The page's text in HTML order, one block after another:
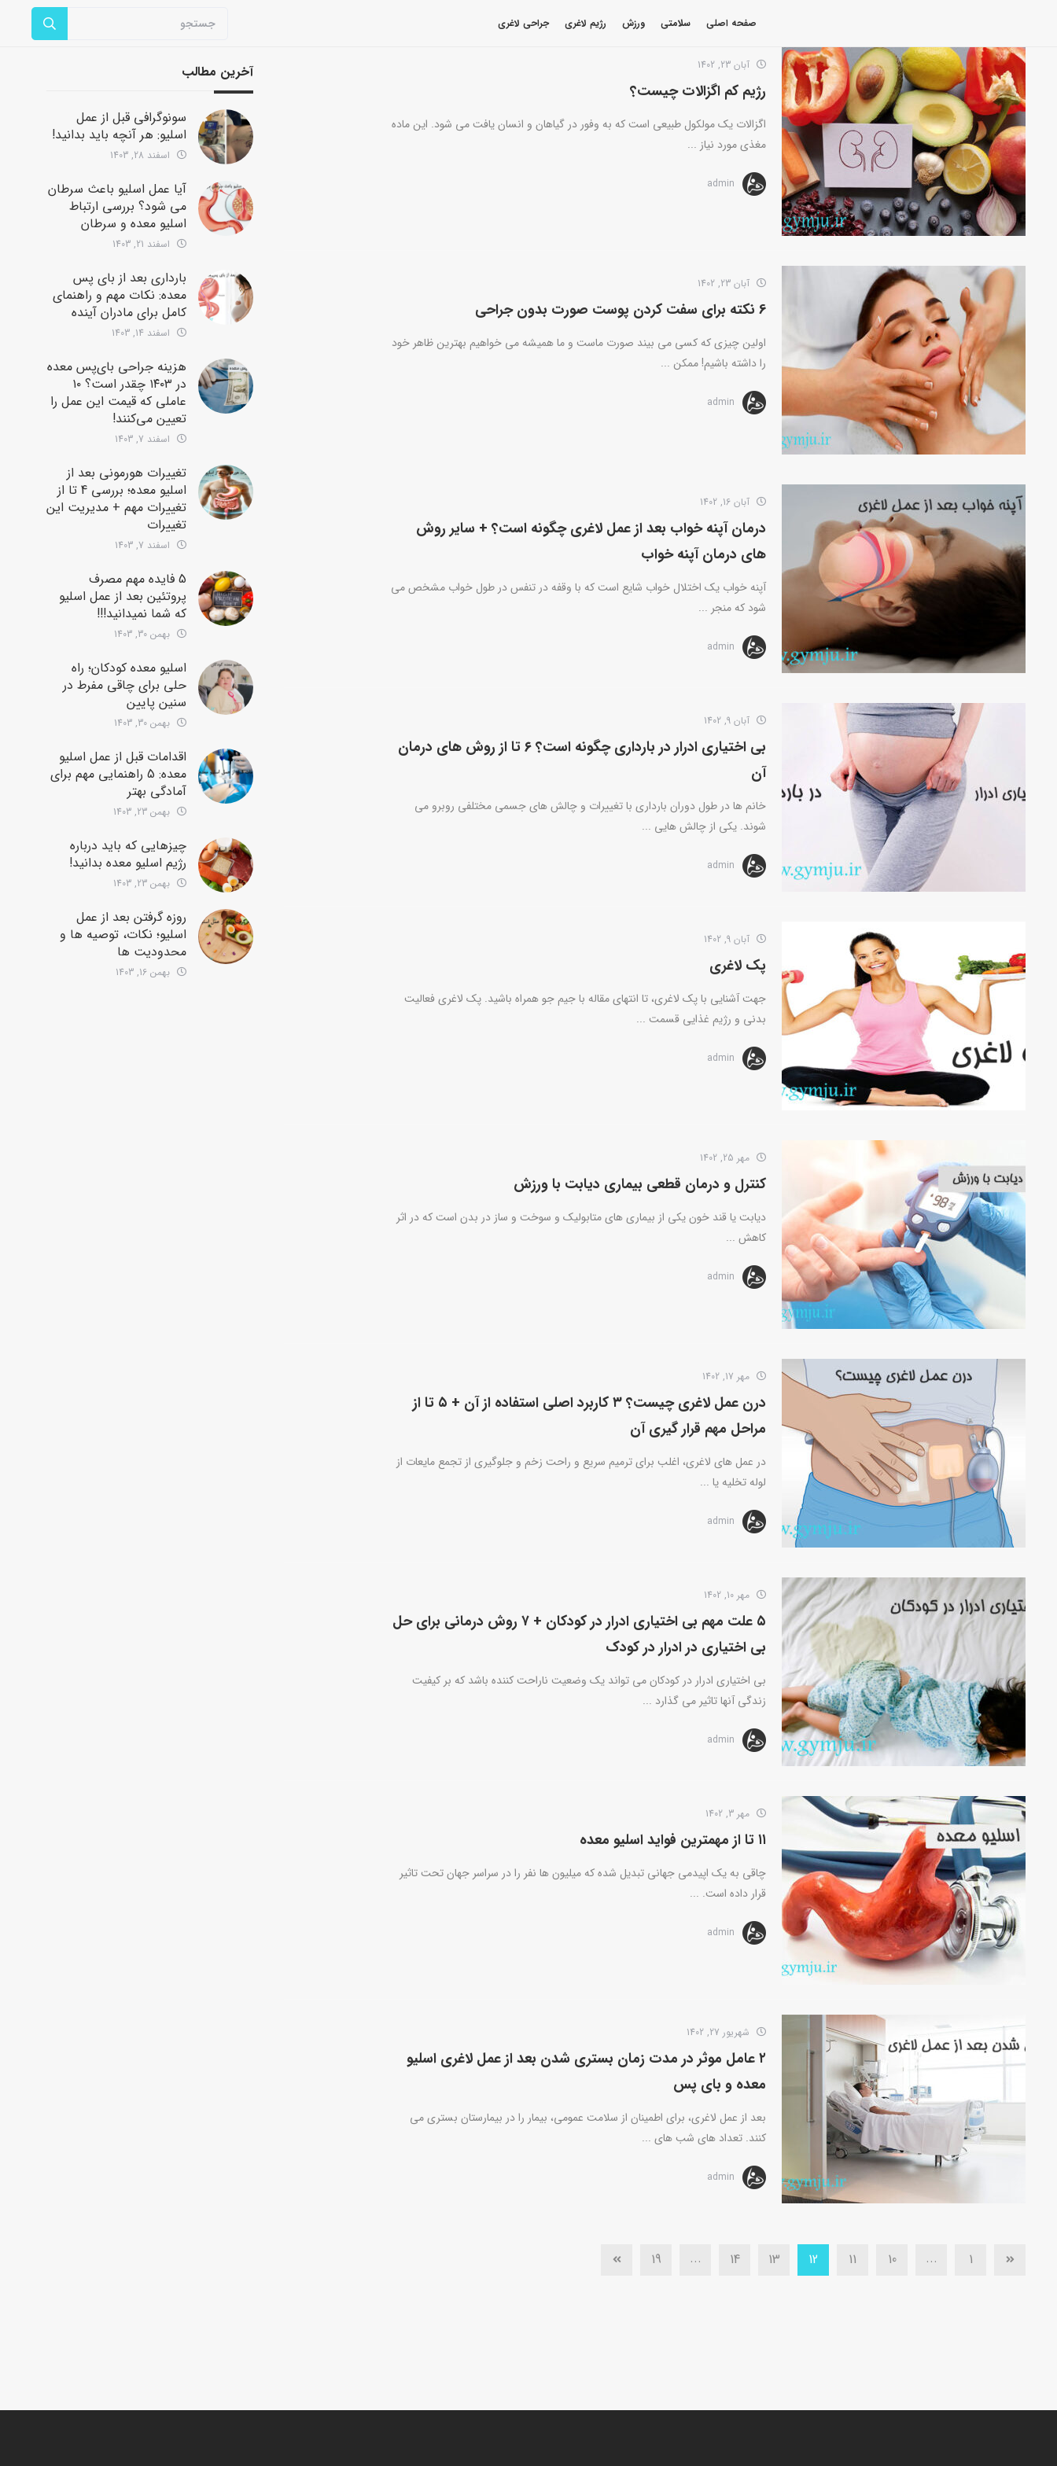
صفحه اصلی سلامتی ورزش رژیم لاغری جراحی لاغری
آبان 23, 1402
رژیم کم اگزالات چیست؟
اگزالات یک مولکول طبیعی است که به وفور در گیاهان و انسان یافت می شود. این ماده
مغذی مورد نیاز ...
admin
آبان 23, 1402
6 نکته برای سفت کردن پوست صورت بدون جراحی
اولین چیزی که کسی می بیند صورت ماست و ما همیشه می خواهیم بهترین ظاهر خود
را داشته باشیم! ممکن ...
admin
آبان 16, 1402
درمان آپنه خواب بعد از عمل لاغری چگونه است؟ + سایر روش
های درمان آپنه خواب
آپنه خواب یک اختلال خواب شایع است که با وقفه در تنفس در طول خواب مشخص می
شود که منجر ...
admin
آبان 9, 1402
بی اختیاری ادرار در بارداری چگونه است؟ ۶ تا از روش های درمان
آن
خانم ها در طول دوران بارداری با تغییرات و چالش های جسمی مختلفی روبرو می
شوند. یکی از چالش هایی ...
admin
آبان 9, 1402
پک لاغری
جهت آشنایی با پک لاغری، تا انتهای مقاله با جیم جو همراه باشید. پک لاغری فعالیت
بدنی و رژیم غذایی قسمت ...
admin
مهر 25, 1402
کنترل و درمان قطعی بیماری دیابت با ورزش
دیابت یا قند خون یکی از بیماری های متابولیک و سوخت و ساز در بدن است که در اثر
کاهش ...
admin
مهر 17, 1402
درن عمل لاغری چیست؟ ۳ کاربرد اصلی استفاده از آن + ۵ تا از
مراحل مهم قرار گیری آن
در عمل های لاغری، اغلب برای ترمیم سریع و راحت زخم و جلوگیری از تجمع مایعات از
لوله تخلیه یا ...
admin
مهر 10, 1402
۵ علت مهم بی اختیاری ادرار در کودکان + ۷ روش درمانی برای حل
بی اختیاری در ادرار در کودک
بی اختیاری ادرار در کودکان می تواند یک وضعیت ناراحت کننده باشد که بر کیفیت
زندگی آنها تاثیر می گذارد ...
admin
مهر 3, 1402
۱۱ تا از مهمترین فواید اسلیو معده
چاقی به یک اپیدمی جهانی تبدیل شده که میلیون ها نفر را در سراسر جهان تحت تاثیر
قرار داده است. ...
admin
شهریور 27, 1402
۲ عامل موثر در مدت زمان بستری شدن بعد از عمل لاغری اسلیو
معده و بای پس
بعد از عمل لاغری، برای اطمینان از سلامت عمومی، بیمار را در بیمارستان بستری می
کنند. تعداد های شب های ...
admin
1
...
10
11
12
13
14
...
19
آخرین مطالب
سونوگرافی قبل از عمل
اسلیو: هر آنچه باید بدانید!
اسفند 28, 1403
آیا عمل اسلیو باعث سرطان
می شود؟ بررسی ارتباط
اسلیو معده و سرطان
اسفند 21, 1403
بارداری بعد از بای پس
معده: نکات مهم و راهنمای
کامل برای مادران آینده
اسفند 14, 1403
هزینه جراحی بای‌پس معده
در ۱۴۰۳ چقدر است؟ ۱۰
عاملی که قیمت این عمل را
تعیین می‌کنند!
اسفند 7, 1403
تغییرات هورمونی بعد از
اسلیو معده؛ بررسی 4 تا از
تغییرات مهم + مدیریت این
تغییرات
اسفند 7, 1403
5 فایده مهم مصرف
پروتئین بعد از عمل اسلیو
که شما نمیدانید!!!
بهمن 30, 1403
اسلیو معده کودکان؛ راه
حلی برای چاقی مفرط در
سنین پایین
بهمن 30, 1403
اقدامات قبل از عمل اسلیو
معده: 5 راهنمایی مهم برای
آمادگی بهتر
بهمن 23, 1403
چیزهایی که باید درباره
رژیم اسلیو معده بدانید!
بهمن 23, 1403
روزه گرفتن بعد از عمل
اسلیو؛ نکات، توصیه ها و
محدودیت ها
بهمن 16, 1403